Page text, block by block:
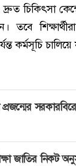
দ্রুত চিকিৎসা
তবে
কর্মসূচি
জাতির নিকট